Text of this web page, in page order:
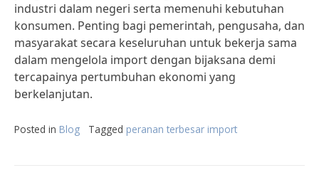
industri dalam negeri serta memenuhi kebutuhan
konsumen. Penting bagi pemerintah, pengusaha, dan
masyarakat secara keseluruhan untuk bekerja sama
dalam mengelola import dengan bijaksana demi
tercapainya pertumbuhan ekonomi yang
berkelanjutan.
Posted in Blog Tagged peranan terbesar import